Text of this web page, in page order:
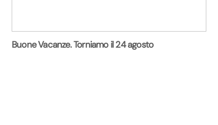
Buone Vacanze. Torniamo il 24 agosto